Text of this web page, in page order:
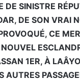
DE SINISTRE
DE SON VRAI
CE
1ER, À
AUTRES